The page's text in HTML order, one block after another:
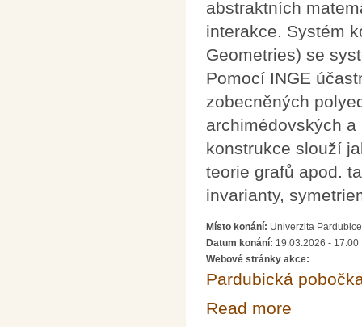
abstraktních
interakce. Systém
Geometries) se
Pomocí INGE
zobecněných
archimédovských
konstrukce slouží
teorie grafů apod.
invarianty,
Místo konání: Univerzita
Datum konání: 19.03.2026 - 17:00
Webové stránky akce:
Pardubická
Read more